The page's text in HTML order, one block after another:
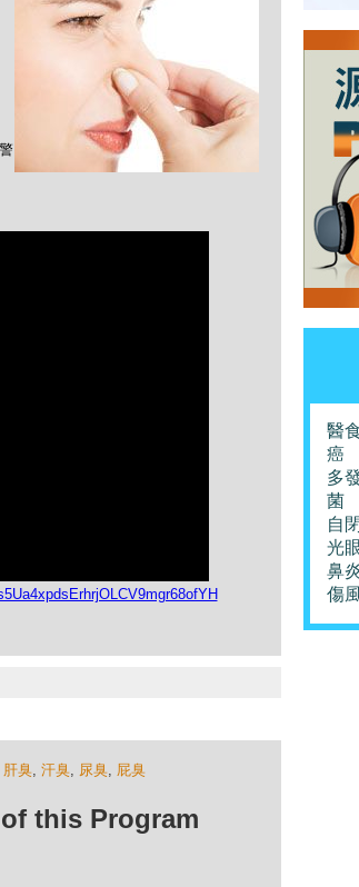
肝臭, 汗臭, 尿臭, 屁臭
this Program
醫
癌
多
菌
自
光
鼻
傷